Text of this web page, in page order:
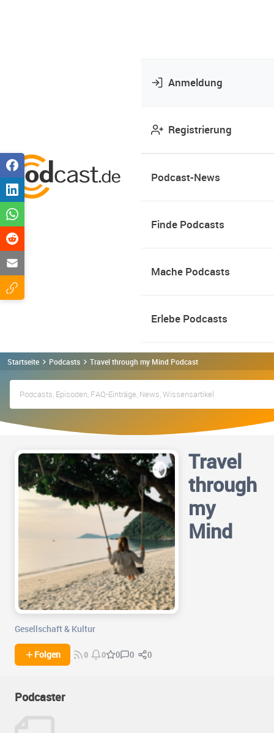
Anmeldung
Registrierung
Podcast-News
Finde Podcasts
Mache Podcasts
Erlebe Podcasts
Startseite Podcasts Travel through my Mind Podcast
Travel
through
my
Mind
Gesellschaft & Kultur
Folgen 0 0 0 0 0
Podcaster